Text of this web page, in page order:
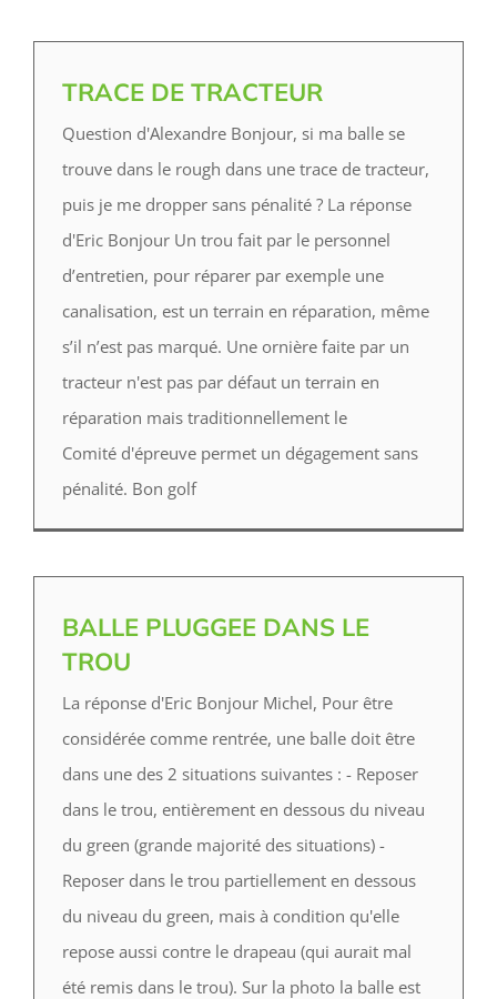
TRACE DE TRACTEUR
Question d'Alexandre Bonjour, si ma balle se
trouve dans le rough dans une trace de tracteur,
puis je me dropper sans pénalité ? La réponse
d'Eric B‌onjour Un trou fait par le personnel
d’entretien, pour réparer par exemple une
canalisation, est un terrain en réparation, même
s’il n’est pas marqué. Une ornière faite par un
tracteur n'est pas par défaut un terrain en
réparation mais traditionnellement le
Comité d'épreuve permet un dégagement sans
pénalité. Bon golf
BALLE PLUGGEE DANS LE
TROU
La réponse d'Eric Bonjour Michel, Pour être
considérée comme rentrée, une balle doit être
dans une des 2 situations suivantes : - Reposer
dans le trou, entièrement en dessous du niveau
du green (grande majorité des situations) -
Reposer dans le trou partiellement en dessous
du niveau du green, mais à condition qu'elle
repose aussi contre le drapeau (qui aurait mal
été remis dans le trou). Sur la photo la balle est